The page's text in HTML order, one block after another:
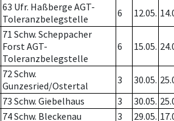
63 Ufr. Haßberge AGT-
Toleranzbelegstelle
6 12.05.
71 Schw. Scheppacher
Forst AGT-
Toleranzbelegstelle
6 15.05.
72 Schw.
Gunzesried/Ostertal
3 30.05.
73 Schw. Giebelhaus 3 30.05.
74 Schw. Bleckenau 3 29.05.